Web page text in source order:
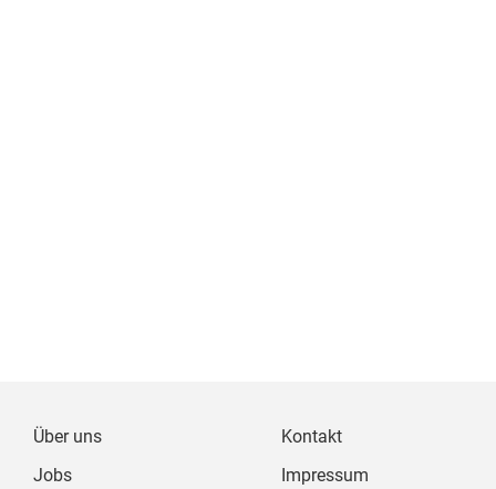
Über uns
Jobs
Kontakt
Impressum